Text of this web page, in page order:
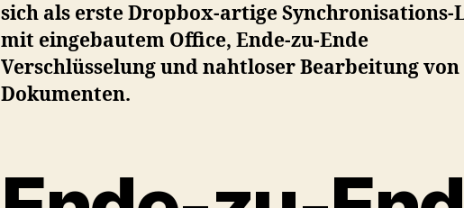
sich als erste Dropbox-artige Synchronisations-
mit eingebautem Office, Ende-zu-Ende
Verschlüsselung und nahtloser Bearbeitung von
Dokumenten.